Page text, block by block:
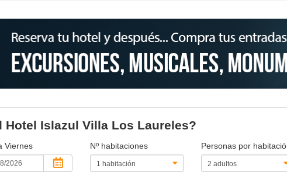
Hotel Islazul Villa Los Laureles?
Viernes Nº habitaciones
Personas por